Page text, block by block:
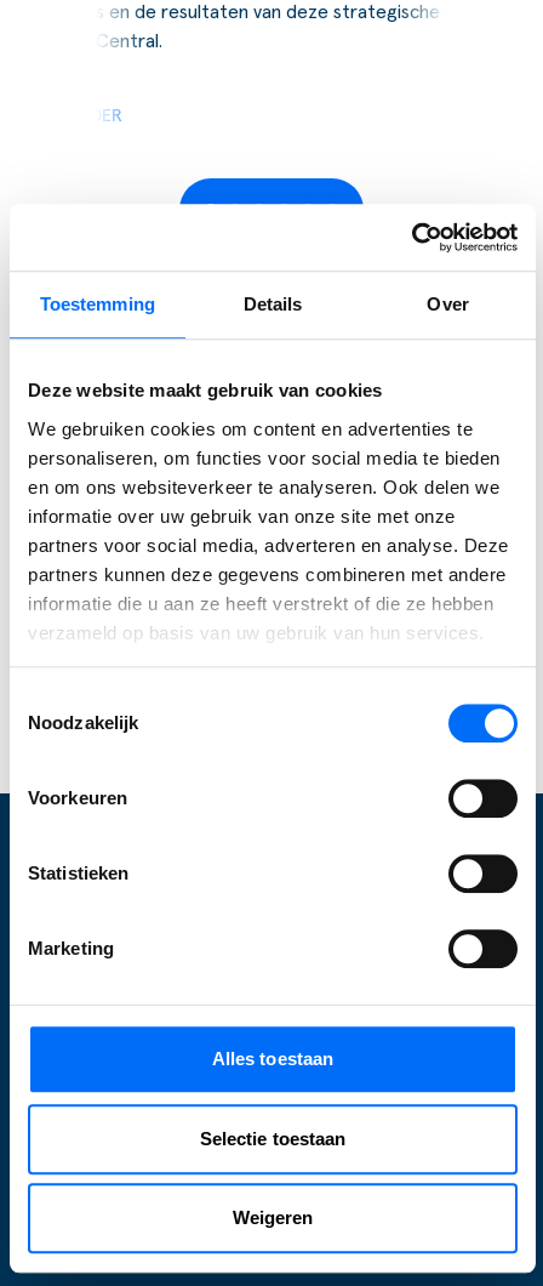
Toestemming Details Over
Deze website maakt gebruik van cookies
We gebruiken cookies om content en advertenties te
personaliseren, om functies voor social media te bieden
en om ons websiteverkeer te analyseren. Ook delen we
informatie over uw gebruik van onze site met onze
partners voor social media, adverteren en analyse. Deze
partners kunnen deze gegevens combineren met andere
informatie die u aan ze heeft verstrekt of die ze hebben
verzameld op basis van uw gebruik van hun services.
Noodzakelijk
Voorkeuren
Statistieken
Marketing
Alles toestaan
Selectie toestaan
Weigeren
de keuzes en de resultaten van deze strategische stap naar
Business Central.
LEES VERDER
Ervaar zelf de kracht van
Business Central
Ontdek zelf hoe je processen stroomlijnt, sneller
werkt en meer grip krijgt. Start vandaag je gratis
trial en ervaar direct wat Business Central voor
jouw bedrijf kan betekenen. Of neem contact met
ons op om jouw specifieke mogelijkheden te
Start jouw Business Central trial
Wat wij doen
Upgraden
Supply Chain
Microsoft Dynamics 365 Business Central